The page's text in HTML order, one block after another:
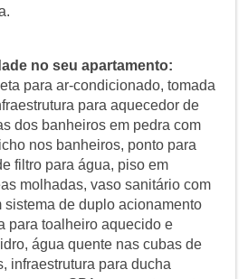
no seu apartamento:
para ar-condicionado, tomada
para aquecedor de
dos banheiros em pedra com
nos banheiros, ponto para
filtro para água, piso em
molhadas, vaso sanitário com
de duplo acionamento
para toalheiro aquecido e
água quente nas cubas de
infraestrutura para ducha